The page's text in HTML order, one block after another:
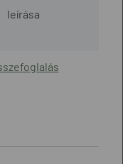
leírása